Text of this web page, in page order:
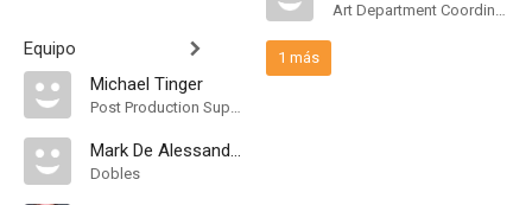
Equipo
Michael Tinger
Post Production Supervisor
Mark De Alessandro
Dobles
Art Department Coordinator
1 más